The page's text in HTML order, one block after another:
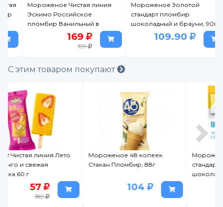
Мороженое Чистая линия
Эскимо Российское
пломбир Ванильный в
глазури 80 г
169
Мороженое Золотой
стандарт пломбир
шоколадный и брауни, 90г
109.90
С этим товаром покупают
Мороженое 48 копеек
Стакан Пломбир, 88г
104
Мороженое Золотой
стандарт пломбир сэндвич с
шоколадн печеньем, 69г
109.90